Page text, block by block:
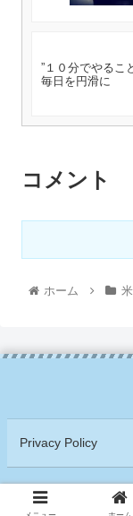
”１０分でやるこ
毎日を円滑に
コメント
ホーム
Privacy Policy
Copyright © 2021 ア